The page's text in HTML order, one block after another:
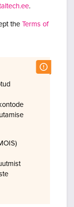
.
the Terms of